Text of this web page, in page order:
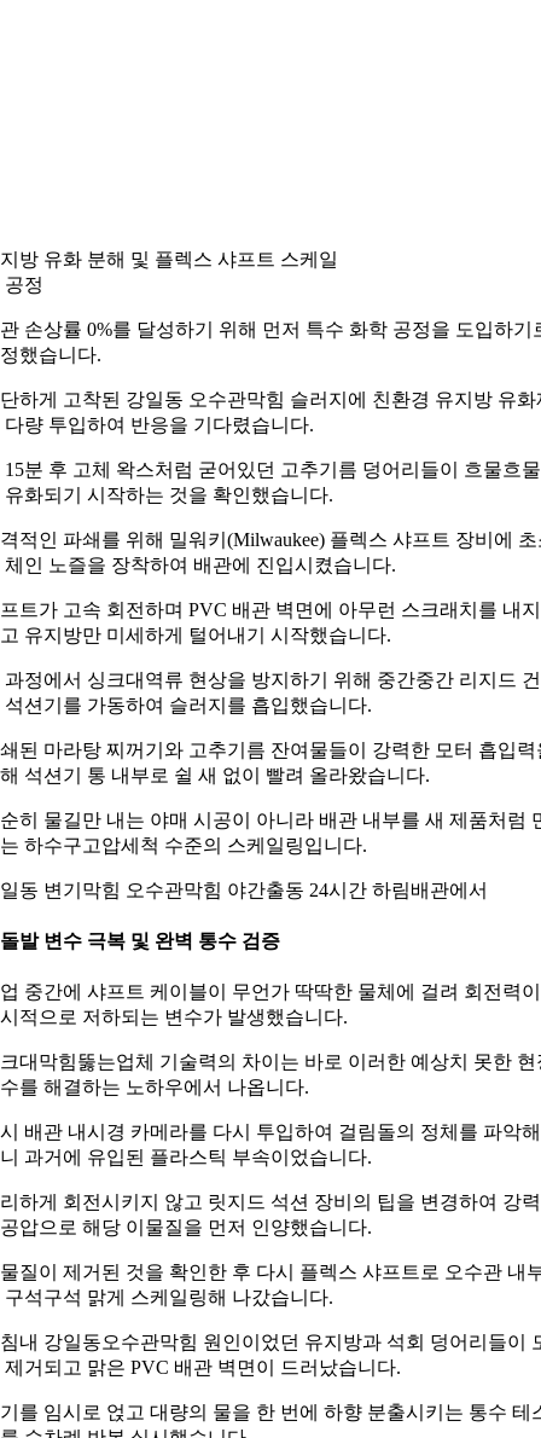
방 유화 분해 및 플렉스 샤프트 스케일
공정
손상률 0%를 달성하기 위해 먼저 특수 화학 공정을 도입하기
했습니다.
하게 고착된 강일동 오수관막힘 슬러지에 친환경 유지방 유화
다량 투입하여 반응을 기다렸습니다.
15분 후 고체 왁스처럼 굳어있던 고추기름 덩어리들이 흐물흐
유화되기 시작하는 것을 확인했습니다.
적인 파쇄를 위해 밀워키(Milwaukee) 플렉스 샤프트 장비에 초
체인 노즐을 장착하여 배관에 진입시켰습니다.
트가 고속 회전하며 PVC 배관 벽면에 아무런 스크래치를 내지
유지방만 미세하게 털어내기 시작했습니다.
과정에서 싱크대역류 현상을 방지하기 위해 중간중간 리지드
석션기를 가동하여 슬러지를 흡입했습니다.
된 마라탕 찌꺼기와 고추기름 잔여물들이 강력한 모터 흡입력
석션기 통 내부로 쉴 새 없이 빨려 올라왔습니다.
히 물길만 내는 야매 시공이 아니라 배관 내부를 새 제품처럼
하수구고압세척 수준의 스케일링입니다.
동 변기막힘 오수관막힘 야간출동 24시간 하림배관에서
발 변수 극복 및 완벽 통수 검증
중간에 샤프트 케이블이 무언가 딱딱한 물체에 걸려 회전력이
적으로 저하되는 변수가 발생했습니다.
대막힘뚫는업체 기술력의 차이는 바로 이러한 예상치 못한 현
를 해결하는 노하우에서 나옵니다.
배관 내시경 카메라를 다시 투입하여 걸림돌의 정체를 파악해
과거에 유입된 플라스틱 부속이었습니다.
하게 회전시키지 않고 릿지드 석션 장비의 팁을 변경하여 강
압으로 해당 이물질을 먼저 인양했습니다.
질이 제거된 것을 확인한 후 다시 플렉스 샤프트로 오수관 내
구석구석 맑게 스케일링해 나갔습니다.
내 강일동오수관막힘 원인이었던 유지방과 석회 덩어리들이
제거되고 맑은 PVC 배관 벽면이 드러났습니다.
를 임시로 얹고 대량의 물을 한 번에 하향 분출시키는 통수 테